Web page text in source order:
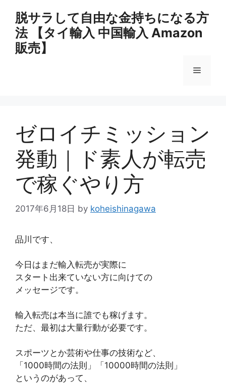
脱サラして自由な金持ちになる方
法 【タイ輸入 中国輸入 Amazon
販売】
メ
ュ
ー
ゼロイチミッション
発動｜ド素人が転売
で稼ぐやり方
2017年6月18日 by koheishinagawa
品川です、
今日はまだ輸入転売が実際に
スタート出来ていない方に向けての
メッセージです。
輸入転売は本当に誰でも稼げます。
ただ、最初は大量行動が必要です。
スポーツとか芸術や仕事の技術など、
「1000時間の法則」「10000時間の法則」
というのがあって、